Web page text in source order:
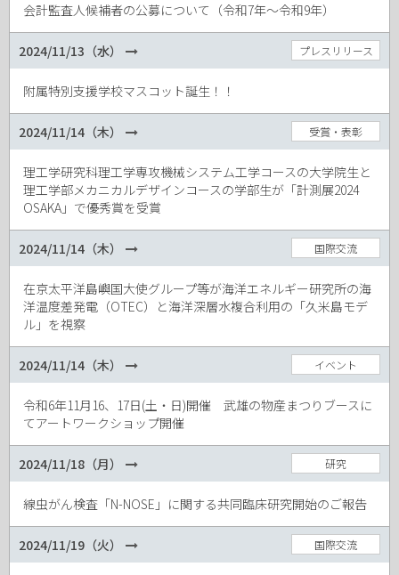
会計監査人候補者の公募について（令和7年～令和9年）
2024/11/13（水）
附属特別支援学校マスコット誕生！！
プレスリリース
2024/11/14（木）
理工学研究科理工学専攻機械システム工学コースの大学院生と
理工学部メカニカルデザインコースの学部生が「計測展2024
OSAKA」で優秀賞を受賞
受賞・表彰
2024/11/14（木）
在京太平洋島嶼国大使グループ等が海洋エネルギー研究所の海
洋温度差発電（OTEC）と海洋深層水複合利用の「久米島モデ
ル」を視察
国際交流
2024/11/14（木）
令和6年11月16、17日(土・日)開催 武雄の物産まつりブースに
てアートワークショップ開催
イベント
2024/11/18（月）
線虫がん検査「N-NOSE」に関する共同臨床研究開始のご報告
研究
2024/11/19（火） 国際交流